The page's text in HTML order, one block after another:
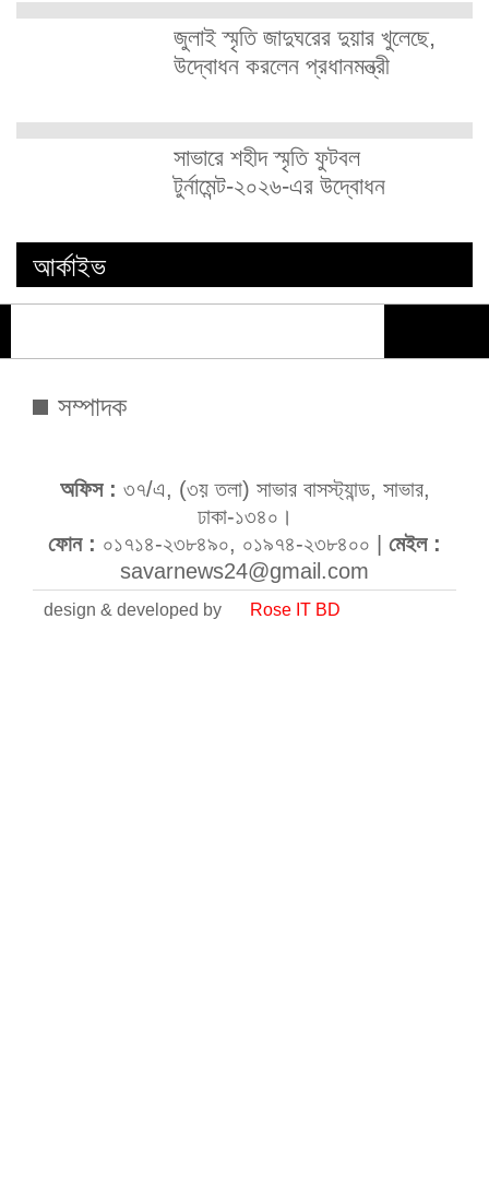
জুলাই স্মৃতি জাদুঘরের দুয়ার খুলেছে,
উদ্বোধন করলেন প্রধানমন্ত্রী
সাভারে শহীদ স্মৃতি ফুটবল
টুর্নামেন্ট-২০২৬-এর উদ্বোধন
আর্কাইভ
সম্পাদক
অফিস : ৩৭/এ, (৩য় তলা) সাভার বাসস্ট্যান্ড, সাভার,
ঢাকা-১৩৪০।
ফোন : ০১৭১৪-২৩৮৪৯০, ০১৯৭৪-২৩৮৪০০ | মেইল :
savarnews24@gmail.com
design & developed by Rose IT BD